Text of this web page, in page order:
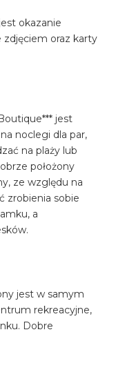
okazanie
oraz karty
jest
noclegi dla par,
na plaży lub
położony
ze względu na
zrobienia sobie
a
jest w samym
rekreacyjne,
Dobre